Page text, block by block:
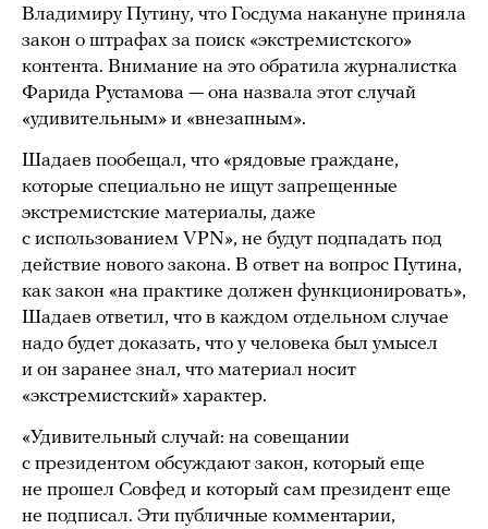
Владимиру Путину, что Госдума накануне приняла
закон о штрафах за поиск «экстремистского»
контента. Внимание на это обратила журналистка
Фарида Рустамова — она назвала этот случай
«удивительным» и «внезапным».
Шадаев пообещал, что «рядовые граждане,
которые специально не ищут запрещенные
экстремистские материалы, даже
с использованием VPN», не будут подпадать под
действие нового закона. В ответ на вопрос Путина,
как закон «на практике должен функционировать»,
Шадаев ответил, что в каждом отдельном случае
надо будет доказать, что у человека был умысел
и он заранее знал, что материал носит
«экстремистский» характер.
«Удивительный случай: на совещании
с президентом обсуждают закон, который еще
не прошел Совфед и который сам президент еще
не подписал. Эти публичные комментарии,